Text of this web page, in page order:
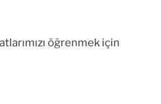
öğrenmek için